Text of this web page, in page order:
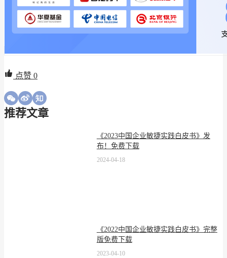
点赞 0
推荐文章
《2023中国企业敏捷实践白皮书》发
布！免费下载
2024-04-18
《2022中国企业敏捷实践白皮书》完整
版免费下载
2023-04-10